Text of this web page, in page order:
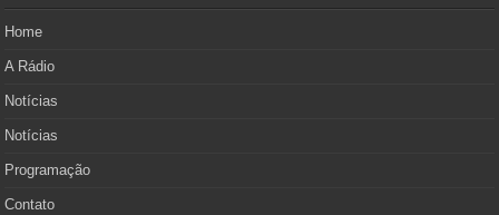
Home
A Rádio
Notícias
Notícias
Programação
Contato